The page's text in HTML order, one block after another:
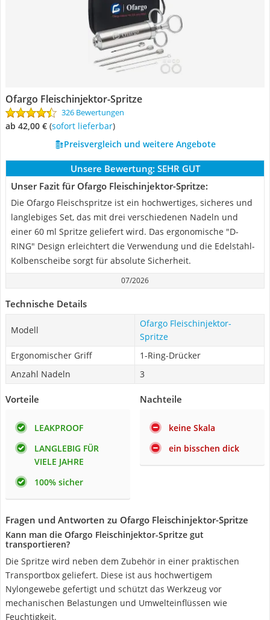
Ofargo Fleischinjektor-Spritze
326 Bewertungen
ab 42,00 € ( Sofort lieferbar)
Preisvergleich und weitere Angebote
Unsere Bewertung: SEHR GUT
Unser Fazit für Ofargo Fleischinjektor-Spritze:
Die Ofargo Fleischspritze ist ein hochwertiges, sicheres und
langlebiges Set, das mit drei verschiedenen Nadeln und
einer 60 ml Spritze geliefert wird. Das ergonomische "D-
RING" Design erleichtert die Verwendung und die Edelstahl-
Kolbenscheibe sorgt für absolute Sicherheit.
07/2026
Technische Details
Modell
Ofargo Fleischinjektor-
Spritze
Ergonomischer Griff
1-Ring-Drücker
Anzahl Nadeln
3
Vorteile
LEAKPROOF
LANGLEBIG FÜR
VIELE JAHRE
100% sicher
Nachteile
keine Skala
ein bisschen dick
Fragen und Antworten zu Ofargo Fleischinjektor-Spritze
Kann man die Ofargo Fleischinjektor-Spritze gut
transportieren?
Die Spritze wird neben dem Zubehör in einer praktischen
Transportbox geliefert. Diese ist aus hochwertigem
Nylongewebe gefertigt und schützt das Werkzeug vor
mechanischen Belastungen und Umwelteinflüssen wie
Feuchtigkeit.